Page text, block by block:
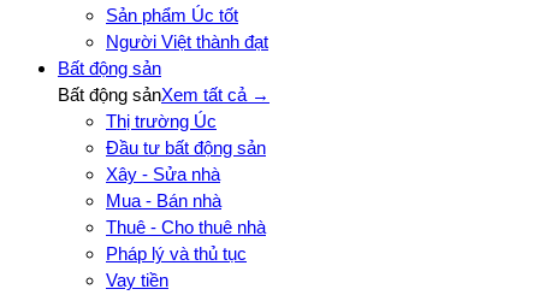
Sản phẩm Úc tốt
Người Việt thành đạt
Bất động sản
Bất động sảnXem tất cả →
Thị trường Úc
Đầu tư bất động sản
Xây - Sửa nhà
Mua - Bán nhà
Thuê - Cho thuê nhà
Pháp lý và thủ tục
Vay tiền